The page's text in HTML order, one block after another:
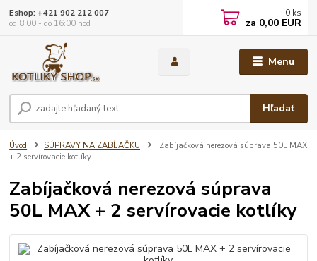
Menu
Hľadať
Eshop: +421 902 212 007
od 8:00 - do 16:00 hod
0 ks
za 0,00 EUR
Úvod SÚPRAVY NA ZABÍJAČKU
Zabíjačková nerezová súprava 50L MAX
+ 2 servírovacie kotlíky
Zabíjačková nerezová súprava
50L MAX + 2 servírovacie kotlíky